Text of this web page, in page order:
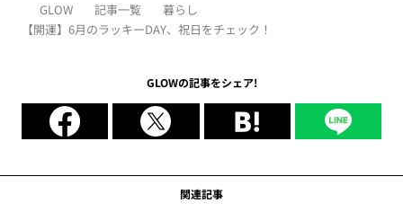
GLOW 記事一覧
暮らし
【開運】6月のラッキーDAY、祝日をチェック！
GLOWの記事をシェア!
関連記事